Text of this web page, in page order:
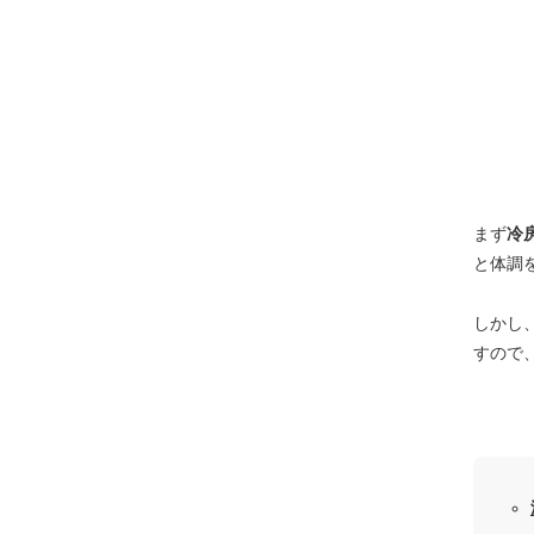
まず冷
と体調
しかし
すので